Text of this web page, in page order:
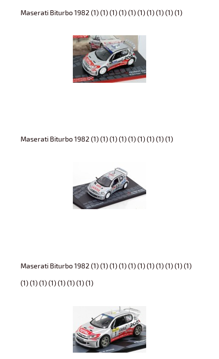
Maserati Biturbo 1982 (1) (1) (1) (1) (1) (1) (1) (1) (1) (1)
Maserati Biturbo 1982 (1) (1) (1) (1) (1) (1) (1) (1) (1)
Maserati Biturbo 1982 (1) (1) (1) (1) (1) (1) (1) (1) (1) (1) (1)
(1) (1) (1) (1) (1) (1) (1) (1)